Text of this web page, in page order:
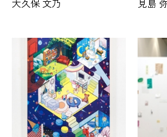
大久保 文乃 見島